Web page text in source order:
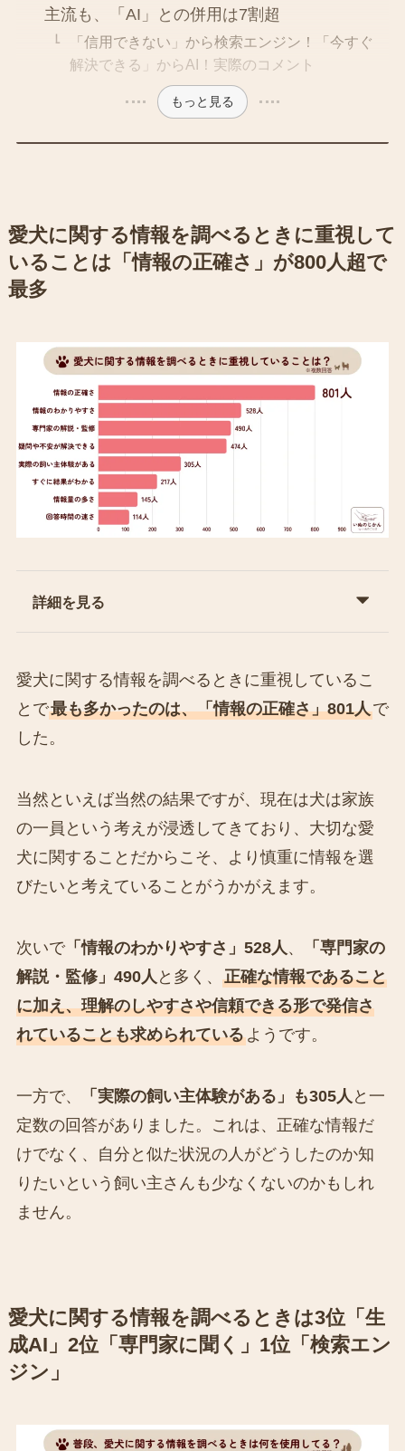
主流も、「AI」との併用は7割超
「信用できない」から検索エンジン！「今すぐ
解決できる」からAI！実際のコメント
もっと見る
愛犬に関する情報を調べるときに重視して
いることは「情報の正確さ」が800人超で
最多
詳細を見る
愛犬に関する情報を調べるときに重視しているこ
とで最も多かったのは、「情報の正確さ」801人で
した。
当然といえば当然の結果ですが、現在は犬は家族
の一員という考えが浸透してきており、大切な愛
犬に関することだからこそ、より慎重に情報を選
びたいと考えていることがうかがえます。
次いで「情報のわかりやすさ」528人 、
「専門家の
解説・監修」490人 と多く、 正確な情報であること
に加え、理解のしやすさや信頼できる形で発信さ
れていることも求められているようです。
一方で、 「実際の飼い主体験がある」も305人 と一
定数の回答がありました。これは、正確な情報だ
けでなく、自分と似た状況の人がどうしたのか知
りたいという飼い主さんも少なくないのかもしれ
ません。
愛犬に関する情報を調べるときは3位「生
成AI」2位「専門家に聞く」1位「検索エン
ジン」